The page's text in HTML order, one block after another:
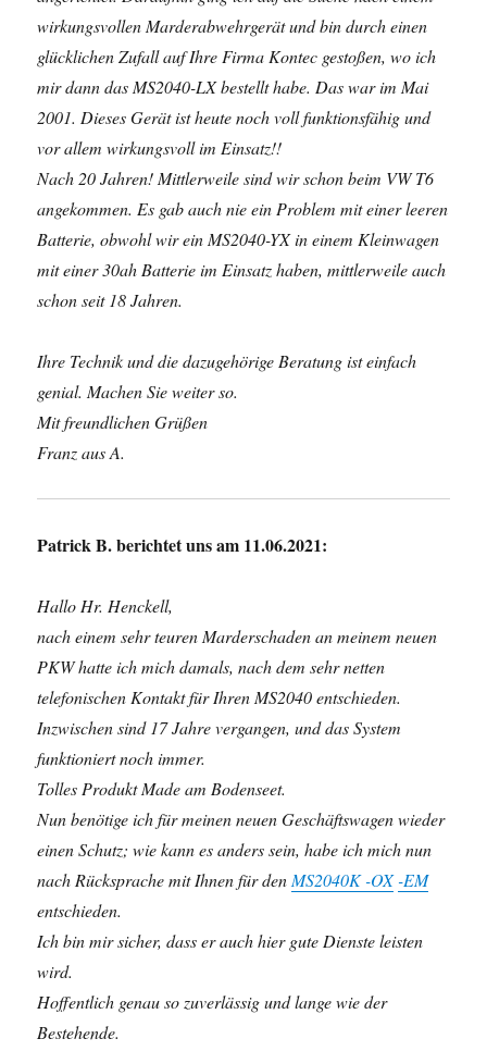
wirkungsvollen Marderabwehrgerät und bin durch einen
glücklichen Zufall auf Ihre Firma Kontec gestoßen, wo ich
mir dann das MS2040-LX bestellt habe. Das war im Mai
2001. Dieses Gerät ist heute noch voll funktionsfähig und
vor allem wirkungsvoll im Einsatz!!
Nach 20 Jahren! Mittlerweile sind wir schon beim VW T6
angekommen. Es gab auch nie ein Problem mit einer leeren
Batterie, obwohl wir ein MS2040-YX in einem Kleinwagen
mit einer 30ah Batterie im Einsatz haben, mittlerweile auch
schon seit 18 Jahren.
Ihre Technik und die dazugehörige Beratung ist einfach
genial. Machen Sie weiter so.
Mit freundlichen Grüßen
Franz aus A.
Patrick B. berichtet uns am 11.06.2021:
Hallo Hr. Henckell,
nach einem sehr teuren Marderschaden an meinem neuen
PKW hatte ich mich damals,nach dem sehr netten
telefonischen Kontakt für Ihren MS2040 entschieden.
Inzwischen sind 17 Jahre vergangen, und das System
funktioniert noch immer.
Tolles Produkt Made am Bodenseet.
Nun benötige ich für meinen neuen Geschäftswagen wieder
einen Schutz;wie kann es anders sein, habe ich mich nun
nach Rücksprache mit Ihnen für den MS2040K -OX-EM
entschieden.
Ich bin mir sicher, dass er auch hier gute Dienste leisten
wird.
Hoffentlich genau so zuverlässig und lange wie der
Bestehende.